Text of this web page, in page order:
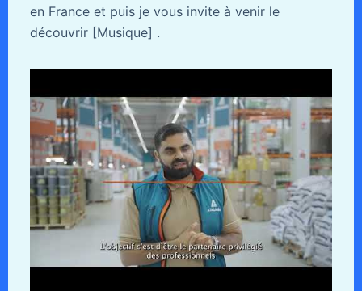
en France et puis je vous invite à venir le
découvrir [Musique] .